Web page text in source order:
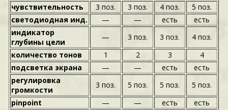
чувствительность
3 поз. 3 поз. 4 поз.
5 поз.
светодиодная инд.
— — есть
есть
индикатор
глубины цели
— 3 поз. 3 поз.
4 поз.
количество тонов
1 2 3
4
подсветка экрана
— — есть
есть
регулировка
громкости
3 поз. 5 поз. 5 поз.
5 поз.
pinpoint
— — есть
есть